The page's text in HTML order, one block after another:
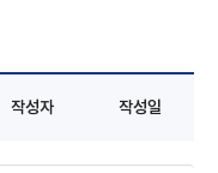
작성자 작성일